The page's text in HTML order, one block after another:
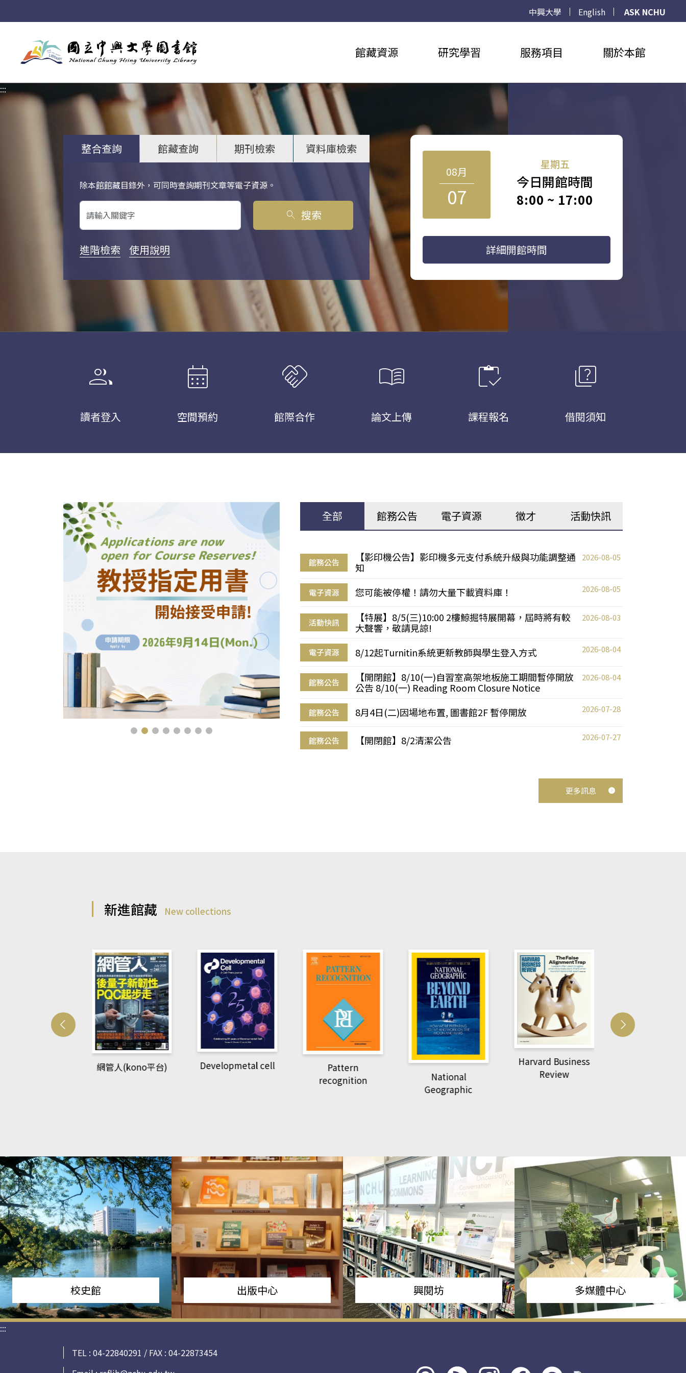
中興大學 English
ASK NCHU
館藏資源 研究學習 服務項目 關於本館
:::
整合查詢 館藏查詢 期刊檢索 資料庫檢索
除本館館藏目錄外，可同時查詢期刊文章等電子資源。
關鍵字搜尋
search 搜索
進階檢索 使用說明
08月
07
星期五
今日開館時間
8:00 ~ 17:00
詳細開館時間
group
讀者登入
calendar_month
空間預約
handshake
館際合作
menu_book
論文上傳
inventory
課程報名
quiz
借閱須知
全部 館務公告 電子資源 徵才 活動快訊
館務公告
【影印機公告】影印機多元支付系統升級與功能調整通
知
2026-08-05
電子資源 您可能被停權！請勿大量下載資料庫！ 2026-08-05
活動快訊
【特展】8/5(三)10:00 2樓鯨掘特展開幕，屆時將有較
大聲響，敬請見諒!
2026-08-03
電子資源 8/12起Turnitin系統更新教師與學生登入方式 2026-08-04
館務公告
【開閉館】8/10(一)自習室高架地板施工期間暫停開放
公告 8/10(一) Reading Room Closure Notice
2026-08-04
館務公告 8月4日(二)因場地布置, 圖書館2F 暫停開放 2026-07-28
館務公告 【開閉館】8/2清潔公告 2026-07-27
更多訊息
新進館藏 New collections
網管人(kono平台) Developmetal cell
Pattern
recognition
National
Geographic
Harvard Business
Review
校史館 出版中心 興閱坊 多媒體中心
:::
TEL : 04-22840291 / FAX : 04-22873454